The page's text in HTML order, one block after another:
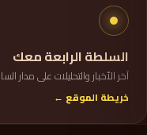
السلطة الرابعة معك
آخر الأخبار والتحليلات على مدار
خريطة الموقع ←